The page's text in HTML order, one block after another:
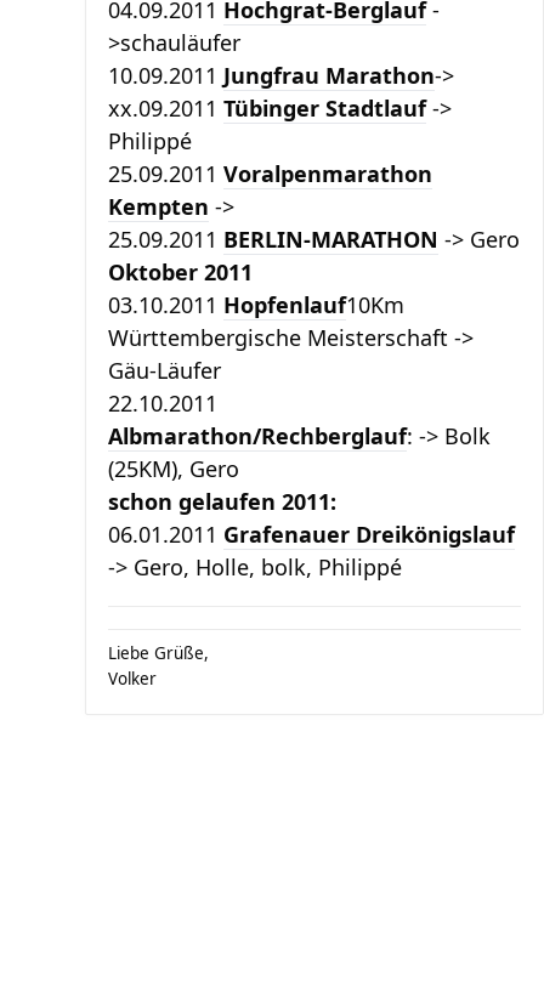
04.09.2011 Hochgrat-Berglauf-
>schauläufer
10.09.2011 Jungfrau Marathon->
xx.09.2011 Tübinger Stadtlauf->
Philippé
25.09.2011 Voralpenmarathon
Kempten ->
25.09.2011 BERLIN-MARATHON -> Gero
Oktober 2011
03.10.2011 Hopfenlauf10Km
Württembergische Meisterschaft ->
Gäu-Läufer
22.10.2011
Albmarathon/Rechberglauf: -> Bolk
(25KM), Gero
schon gelaufen 2011:
06.01.2011 Grafenauer Dreikönigslauf
-> Gero, Holle, bolk, Philippé
Liebe Grüße,
Volker